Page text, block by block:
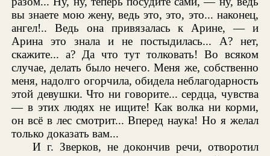
вы знаете мою жену, ведь это, это, это... наконец,
ангел!.. Ведь она привязалась к Арине, — и
Арина это знала и не постыдилась... А? нет,
скажите... а? Да что тут толковать! Во всяком
случае, делать было нечего. Меня же, собственно
меня, надолго огорчила, обидела неблагодарность
этой девушки. Что ни говорите... сердца, чувства
— в этих людях не ищите! Как волка ни корми,
он всё в лес смотрит... Вперед наука! Но я желал
только доказать вам...
И г. Зверков, не докончив речи, отворотил